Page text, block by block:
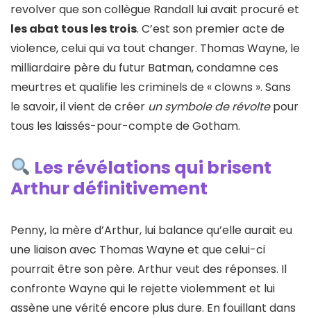
revolver que son collègue Randall lui avait procuré et
les abat tous les trois. C’est son premier acte de
violence, celui qui va tout changer. Thomas Wayne, le
milliardaire père du futur Batman, condamne ces
meurtres et qualifie les criminels de « clowns ». Sans
le savoir, il vient de créer un symbole de révoltepour
tous les laissés-pour-compte de Gotham.
Les révélations qui brisent
Arthur définitivement
Penny, la mère d’Arthur, lui balance qu’elle aurait eu
une liaison avec Thomas Wayne et que celui-ci
pourrait être son père. Arthur veut des réponses. Il
confronte Wayne qui le rejette violemment et lui
assène une vérité encore plus dure. En fouillant dans